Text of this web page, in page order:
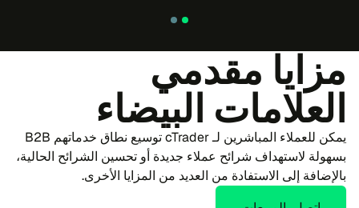
مزايا مقدمي
العلامات البيضاء
يمكن للعملاء المباشرين لـ cTrader توسيع نطاق خدماتهم B2B
بسهولة لاستهداف شرائح عملاء جديدة أو تحسين الشرائح الحالية،
بالإضافة إلى الاستفادة من العديد من المزايا الأخرى.